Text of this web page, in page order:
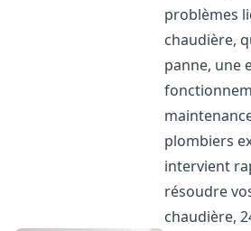
problèmes
chaudière,
panne, une
plombiers
intervient
résoudre
chaudière,